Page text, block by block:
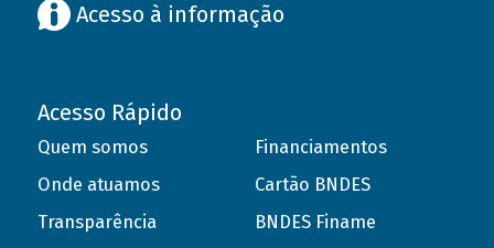
Acesso à informação
Acesso Rápido
Quem somos
Onde atuamos
Transparência
Financiamentos
Cartão BNDES
BNDES Finame